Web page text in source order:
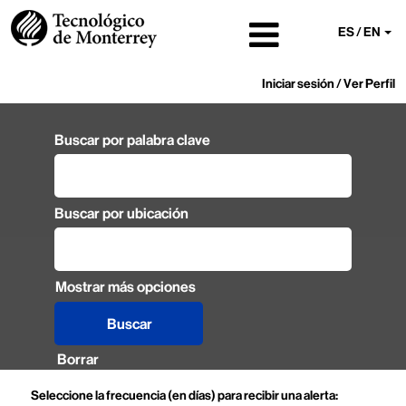
ES / EN
Iniciar sesión / Ver Perfil
Buscar por palabra clave
Buscar por ubicación
Mostrar más opciones
Borrar
Seleccione la frecuencia (en días) para recibir una alerta: